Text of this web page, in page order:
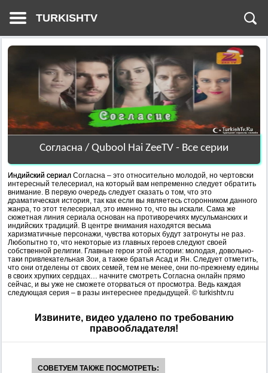
TURKISHTV
Согласна / Qubool Hai ZeeTV - Все серии
Индийский сериал Согласна – это относительно молодой, но чертовски
интересный телесериал, на который вам непременно следует обратить
внимание. В первую очередь следует сказать о том, что это
драматическая история, так как если вы являетесь сторонником данного
жанра, то этот телесериал, это именно то, что вы искали. Сама же
сюжетная линия сериала основан на противоречиях мусульманских и
индийских традиций. В центре внимания находятся весьма
харизматичные персонажи, чувства которых будут затронуты не раз.
Любопытно то, что некоторые из главных героев следуют своей
собственной религии. Главные герои этой истории: молодая, довольно-
таки привлекательная Зои, а также братья Асад и Ян. Следует отметить,
что они отделены от своих семей, тем не менее, они по-прежнему едины
в своих хрупких сердцах… начните смотреть Согласна онлайн прямо
сейчас, и вы уже не сможете оторваться от просмотра. Ведь каждая
следующая серия – в разы интереснее предыдущей. © turkishtv.ru
Извините, видео удалено по требованию
правообладателя!
СОВЕТУЕМ ТАКЖЕ ПОСМОТРЕТЬ: